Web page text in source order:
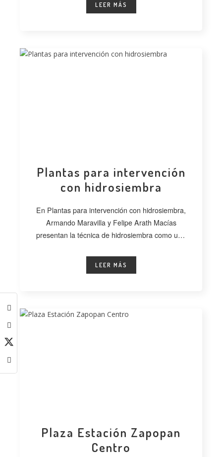
LEER MÁS
Plantas para intervención
con hidrosiembra
En Plantas para intervención con hidrosiembra,
Armando Maravilla y Felipe Arath Macías
presentan la técnica de hidrosiembra como una
LEER MÁS
Plaza Estación Zapopan
Centro